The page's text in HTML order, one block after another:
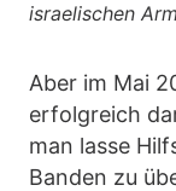
israelischen
Aber im Mai
erfolgreich
man lasse
Banden zu